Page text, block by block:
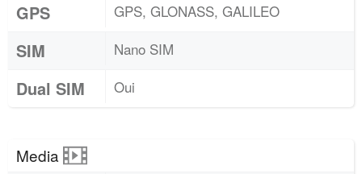
GPS
GPS, GLONASS, GALILEO
SIM Nano SIM
Dual SIM Oui
Media